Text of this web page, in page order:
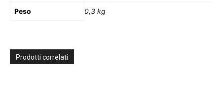
Peso 0,3 kg
Prodotti correlati